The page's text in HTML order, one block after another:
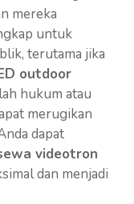
mereka
untuk
terutama jika
outdoor
hukum atau
merugikan
dapat
videotron
dan menjadi